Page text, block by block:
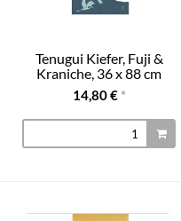
Tenugui Kiefer, Fuji &
Kraniche, 36 x 88 cm
14,80 € *